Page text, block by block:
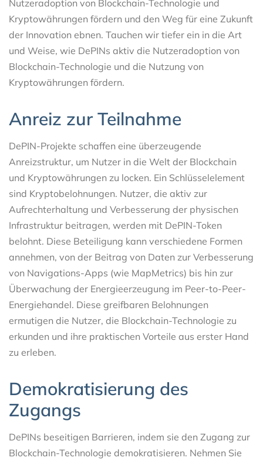
Nutzeradoption von Blockchain-Technologie und
Kryptowährungen fördern und den Weg für eine Zukunft
der Innovation ebnen. Tauchen wir tiefer ein in die Art
und Weise, wie DePINs aktiv die Nutzeradoption von
Blockchain-Technologie und die Nutzung von
Kryptowährungen fördern.
Anreiz zur Teilnahme
DePIN-Projekte schaffen eine überzeugende
Anreizstruktur, um Nutzer in die Welt der Blockchain
und Kryptowährungen zu locken. Ein Schlüsselelement
sind Kryptobelohnungen. Nutzer, die aktiv zur
Aufrechterhaltung und Verbesserung der physischen
Infrastruktur beitragen, werden mit DePIN-Token
belohnt. Diese Beteiligung kann verschiedene Formen
annehmen, von der Beitrag von Daten zur Verbesserung
von Navigations-Apps (wie MapMetrics) bis hin zur
Überwachung der Energieerzeugung im Peer-to-Peer-
Energiehandel. Diese greifbaren Belohnungen
ermutigen die Nutzer, die Blockchain-Technologie zu
erkunden und ihre praktischen Vorteile aus erster Hand
zu erleben.
Demokratisierung des
Zugangs
DePINs beseitigen Barrieren, indem sie den Zugang zur
Blockchain-Technologie demokratisieren. Nehmen Sie